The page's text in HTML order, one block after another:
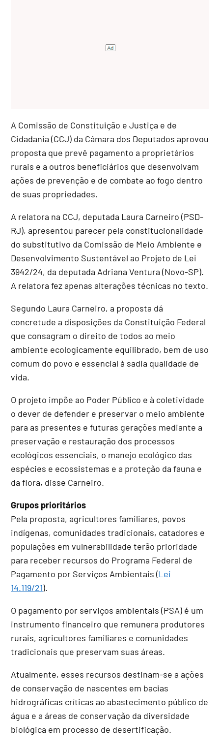
A Comissão de Constituição e Justiça e de
Cidadania (CCJ) da Câmara dos Deputados aprovou
proposta que prevê pagamento a proprietários
rurais e a outros beneficiários que desenvolvam
ações de prevenção e de combate ao fogo dentro
de suas propriedades.
A relatora na CCJ, deputada Laura Carneiro (PSD-
RJ), apresentou parecer pela constitucionalidade
do substitutivo da Comissão de Meio Ambiente e
Desenvolvimento Sustentável ao Projeto de Lei
3942/24, da deputada Adriana Ventura (Novo-SP).
A relatora fez apenas alterações técnicas no texto.
Segundo Laura Carneiro, a proposta dá
concretude a disposições da Constituição Federal
que consagram o direito de todos ao meio
ambiente ecologicamente equilibrado, bem de uso
comum do povo e essencial à sadia qualidade de
vida.
O projeto impõe ao Poder Público e à coletividade
o dever de defender e preservar o meio ambiente
para as presentes e futuras gerações mediante a
preservação e restauração dos processos
ecológicos essenciais, o manejo ecológico das
espécies e ecossistemas e a proteção da fauna e
da flora, disse Carneiro.
Grupos prioritários
Pela proposta, agricultores familiares, povos
indígenas, comunidades tradicionais, catadores e
populações em vulnerabilidade terão prioridade
para receber recursos do Programa Federal de
Pagamento por Serviços Ambientais (Lei
14.119/21).
O pagamento por serviços ambientais (PSA) é um
instrumento financeiro que remunera produtores
rurais, agricultores familiares e comunidades
tradicionais que preservam suas áreas.
Atualmente, esses recursos destinam-se a ações
de conservação de nascentes em bacias
hidrográficas críticas ao abastecimento público de
água e a áreas de conservação da diversidade
biológica em processo de desertificação.